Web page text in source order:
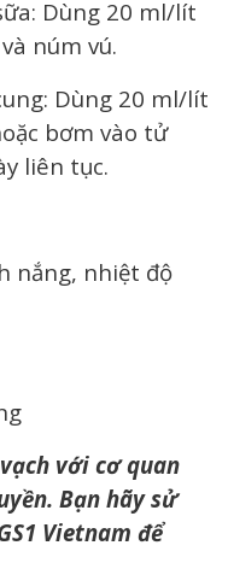
Dùng 20 ml/lít
núm vú.
Dùng 20 ml/lít
bơm vào tử
liên tục.
nắng, nhiệt độ
với cơ quan
Bạn hãy sử
Vietnam để